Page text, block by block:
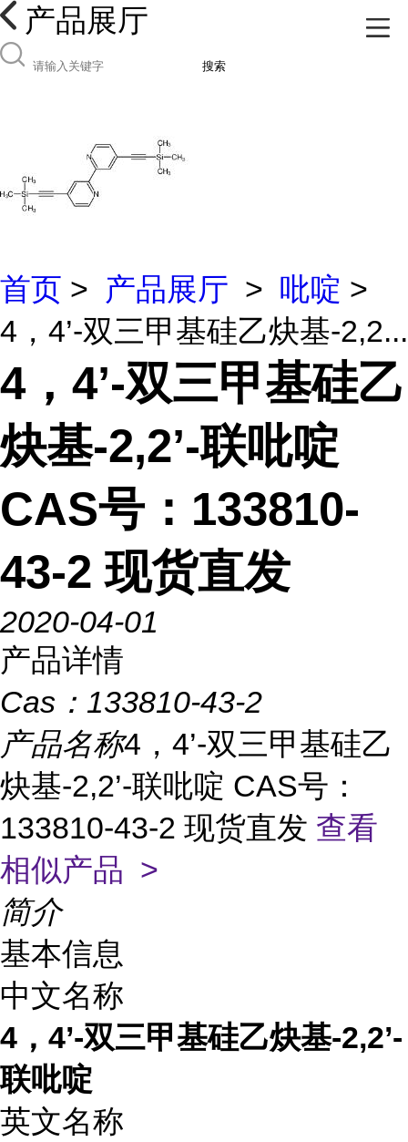
产品展厅
搜索
首页 > 产品展厅 > 吡啶 >
4，4’-双三甲基硅乙炔基-2,2...
4，4’-双三甲基硅乙
炔基-2,2’-联吡啶
CAS号：133810-
43-2 现货直发
2020-04-01
产品详情
Cas： 133810-43-2
产品名称4，4’-双三甲基硅乙
炔基-2,2’-联吡啶 CAS号：
133810-43-2 现货直发 查看
相似产品 >
简介
基本信息
中文名称
4，4’-双三甲基硅乙炔基-2,2’-
联吡啶
英文名称